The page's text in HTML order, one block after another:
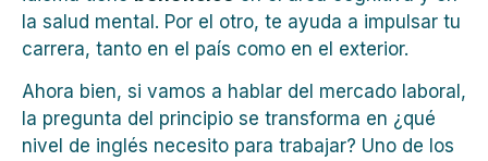
la salud mental. Por el otro, te ayuda a impulsar tu
carrera, tanto en el país como en el exterior.
Ahora bien, si vamos a hablar del mercado laboral,
la pregunta del principio se transforma en ¿qué
nivel de inglés necesito para trabajar? Uno de los